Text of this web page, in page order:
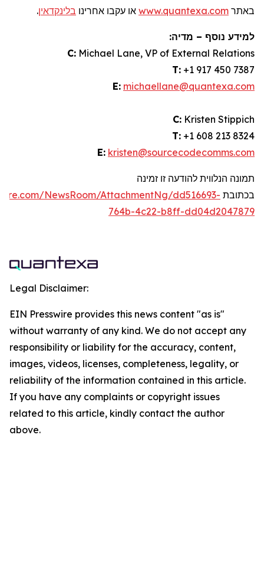
באתר www.quantexa.com או עקבו אחרינו בלינקדאין.
למידע נוסף – מדיה:
C: Michael Lane, VP of External Relations
T: +1 917 450 7387
E: michaellane@quantexa.com
C: Kristen Stippich
T: +1 608 213 8324
E: kristen@sourcecodecomms.com
תמונה הנלווית להודעה זו זמינה
בכתובת NewsRoom/AttachmentNg/dd516693-
764b-4c22-b8ff-dd04d2047879
Legal Disclaimer:
EIN Presswire provides this news content "as is"
without warranty of any kind. We do not accept any
responsibility or liability for the accuracy, content,
images, videos, licenses, completeness, legality, or
reliability of the information contained in this article.
If you have any complaints or copyright issues
related to this article, kindly contact the author
above.